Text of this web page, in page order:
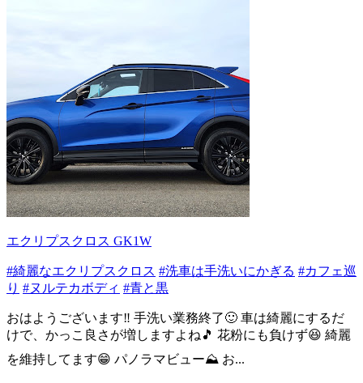
エクリプスクロス GK1W
#綺麗なエクリプスクロス #洗車は手洗いにかぎる #カフェ巡
り #ヌルテカボディ #青と黒
おはようございます‼️ 手洗い業務終了🙂 車は綺麗にするだ
けで、かっこ良さが増しますよね🎵 花粉にも負けず😆 綺麗
を維持してます😁 パノラマビュー⛰️ お...